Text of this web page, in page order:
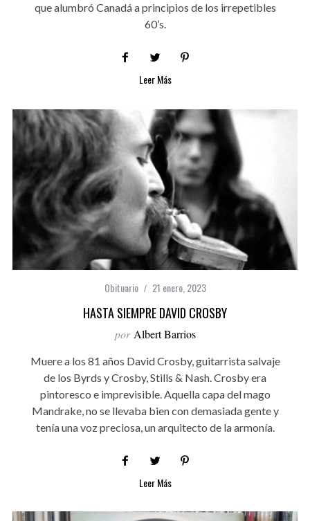
que alumbró Canadá a principios de los irrepetibles
60’s.
Leer Más
Obituario 21 enero, 2023
HASTA SIEMPRE DAVID CROSBY
por Albert Barrios
Muere a los 81 años David Crosby, guitarrista salvaje
de los Byrds y Crosby, Stills & Nash. Crosby era
pintoresco e imprevisible. Aquella capa del mago
Mandrake, no se llevaba bien con demasiada gente y
tenía una voz preciosa, un arquitecto de la armonía.
Leer Más